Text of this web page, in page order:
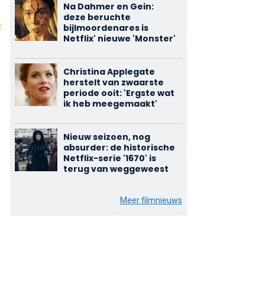
Na Dahmer en Gein:
deze beruchte
bijlmoordenares is
Netflix' nieuwe 'Monster'
Christina Applegate
herstelt van zwaarste
periode ooit: 'Ergste wat
ik heb meegemaakt'
Nieuw seizoen, nog
absurder: de historische
Netflix-serie '1670' is
terug van weggeweest
Meer filmnieuws